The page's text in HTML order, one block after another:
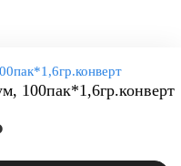
100пак*1,6гр.конверт